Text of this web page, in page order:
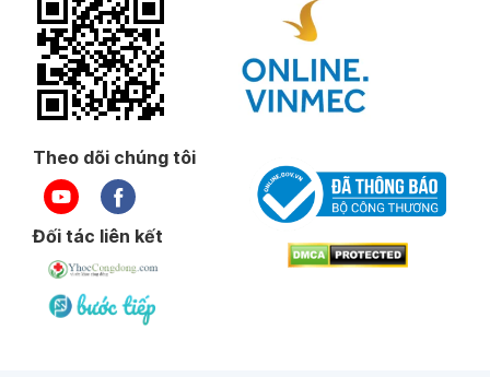
Theo dõi chúng tôi
Đối tác liên kết